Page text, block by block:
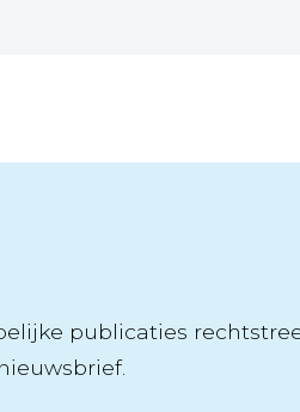
publicaties